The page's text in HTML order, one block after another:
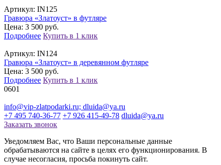
Артикул: IN125
Гравюра «Златоуст» в футляре
Цена: 3 500 руб.
Подробнее Купить в 1 клик
Артикул: IN124
Гравюра «Златоуст» в деревянном футляре
Цена: 3 500 руб.
Подробнее Купить в 1 клик
0601
info@vip-zlatpodarki.ru; dluida@ya.ru
+7 495 740-36-77 +7 926 415-49-78 dluida@ya.ru
Заказать звонок
Уведомляем Вас, что Ваши персональные данные
обрабатываются на сайте в целях его функционирования. В
случае несогласия, просьба покинуть сайт.